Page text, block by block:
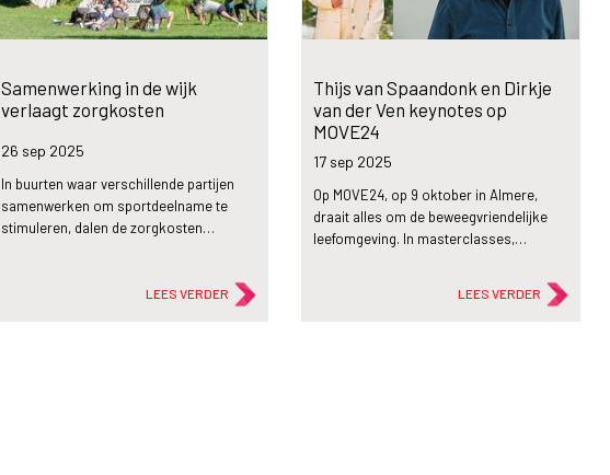
Samenwerking in de wijk
verlaagt zorgkosten
26 sep 2025
In buurten waar verschillende partijen
samenwerken om sportdeelname te
stimuleren, dalen de zorgkosten…
LEES VERDER
Thijs van Spaandonk en Dirkje
van der Ven keynotes op
MOVE24
17 sep 2025
Op MOVE24, op 9 oktober in Almere,
draait alles om de beweegvriendelijke
leefomgeving. In masterclasses,…
LEES VERDER